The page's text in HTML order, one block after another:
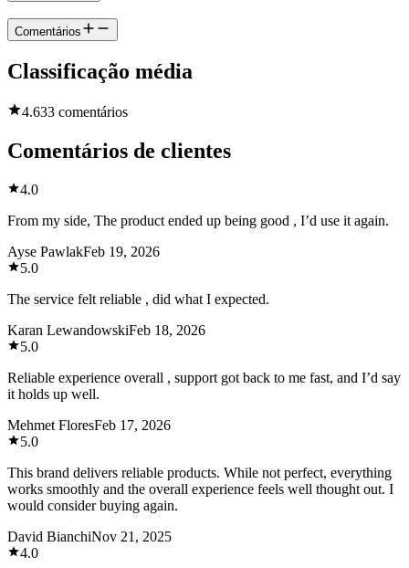
Comentários
Classificação média
4.633 comentários
Comentários de clientes
4.0
From my side, The product ended up being good , I’d use it again.
Ayse PawlakFeb 19, 2026
5.0
The service felt reliable , did what I expected.
Karan LewandowskiFeb 18, 2026
5.0
Reliable experience overall , support got back to me fast, and I’d say
it holds up well.
Mehmet FloresFeb 17, 2026
5.0
This brand delivers reliable products. While not perfect, everything
works smoothly and the overall experience feels well thought out. I
would consider buying again.
David BianchiNov 21, 2025
4.0